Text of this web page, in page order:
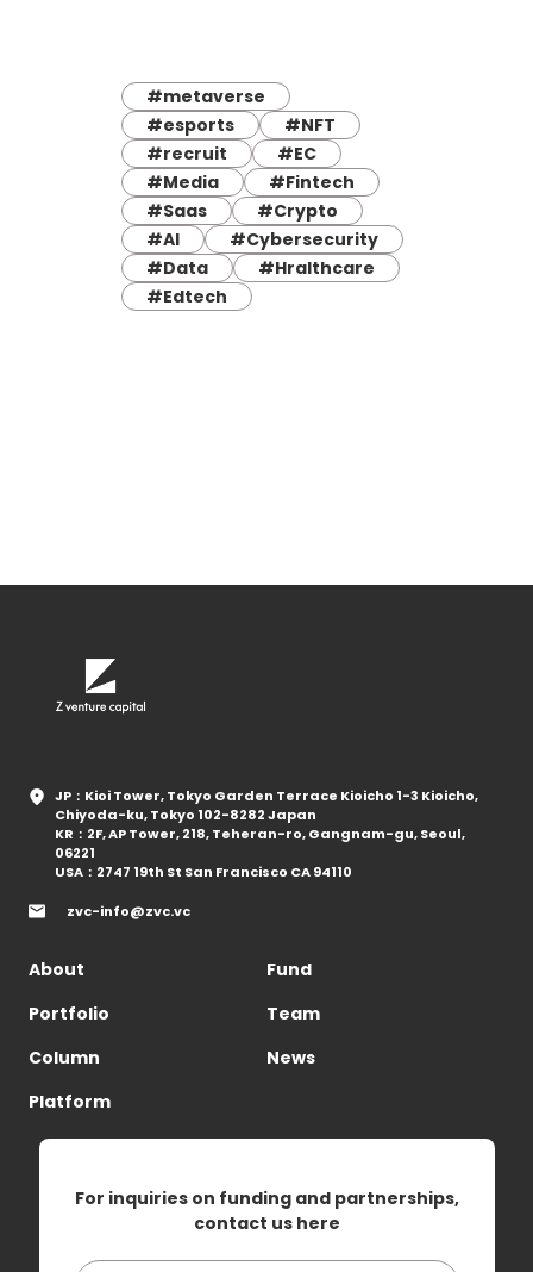
#metaverse
#esports
#NFT
#recruit
#EC
#Media
#Fintech
#Saas
#Crypto
#AI
#Cybersecurity
#Data
#Hralthcare
#Edtech
JP：Kioi Tower, Tokyo Garden Terrace Kioicho 1-3 Kioicho,
Chiyoda-ku, Tokyo 102-8282 Japan
KR：2F, AP Tower, 218, Teheran-ro, Gangnam-gu, Seoul,
06221
USA：2747 19th St San Francisco CA 94110
zvc-info@zvc.vc
About
Fund
Portfolio
Team
Column
News
Platform
For inquiries on funding and partnerships,
contact us here